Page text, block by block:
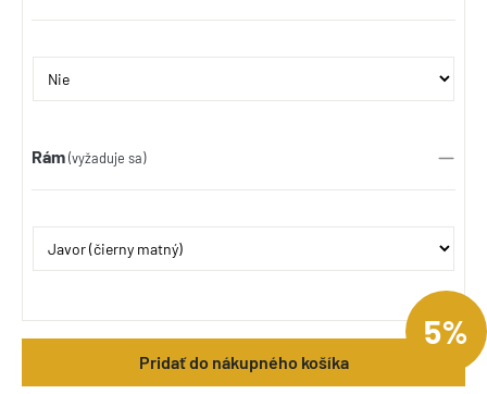
Rám(vyžaduje sa)
Pridať do nákupného košíka
5%